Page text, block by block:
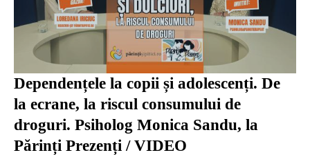
Dependențele la copii și adolescenți. De
la ecrane, la riscul consumului de
droguri. Psiholog Monica Sandu, la
Părinți Prezenți / VIDEO